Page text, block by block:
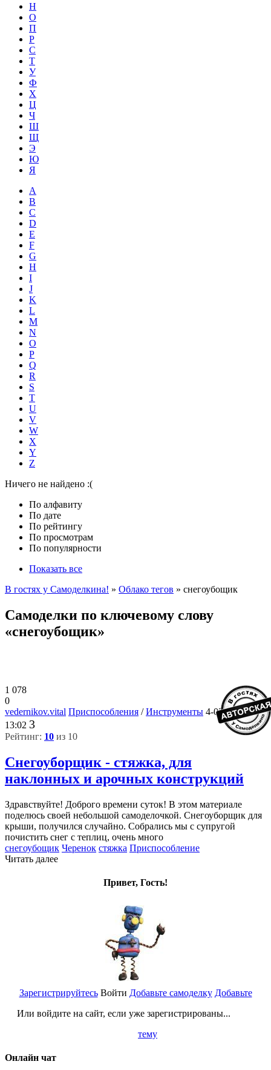
Н
О
П
Р
С
Т
У
Ф
Х
Ц
Ч
Ш
Щ
Э
Ю
Я
A
B
C
D
E
F
G
H
I
J
K
L
M
N
O
P
Q
R
S
T
U
V
W
X
Y
Z
Ничего не найдено :(
По алфавиту
По дате
По рейтингу
По просмотрам
По популярности
Показать все
В гостях у Самоделкина! » Облако тегов » снегоубощик
Самоделки по ключевому слову
«снегоубощик»
1 078
0
vedernikov.vital Приспособления /Инструменты 4-02-2026,
13:02 3
Рейтинг: 10 из 10
Снегоуборщик - стяжка, для
наклонных и арочных конструкций
Здравствуйте! Доброго времени суток! В этом материале
поделюсь своей небольшой самоделочкой. Снегоуборщик для
крыши, получился случайно. Собрались мы с супругой
почистить снег с теплиц, очень много
снегоубощик Черенок стяжка Приспособление
Читать далее
Привет, Гость!
Зарегистрируйтесь
Или войдите на сайт, если уже зарегистрированы...
Войти Добавьте самоделку Добавьте
тему
Онлайн чат